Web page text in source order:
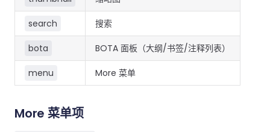
search 搜索
bota BOTA 面板（大纲/书签/注释列表）
menu More 菜单
More 菜单项